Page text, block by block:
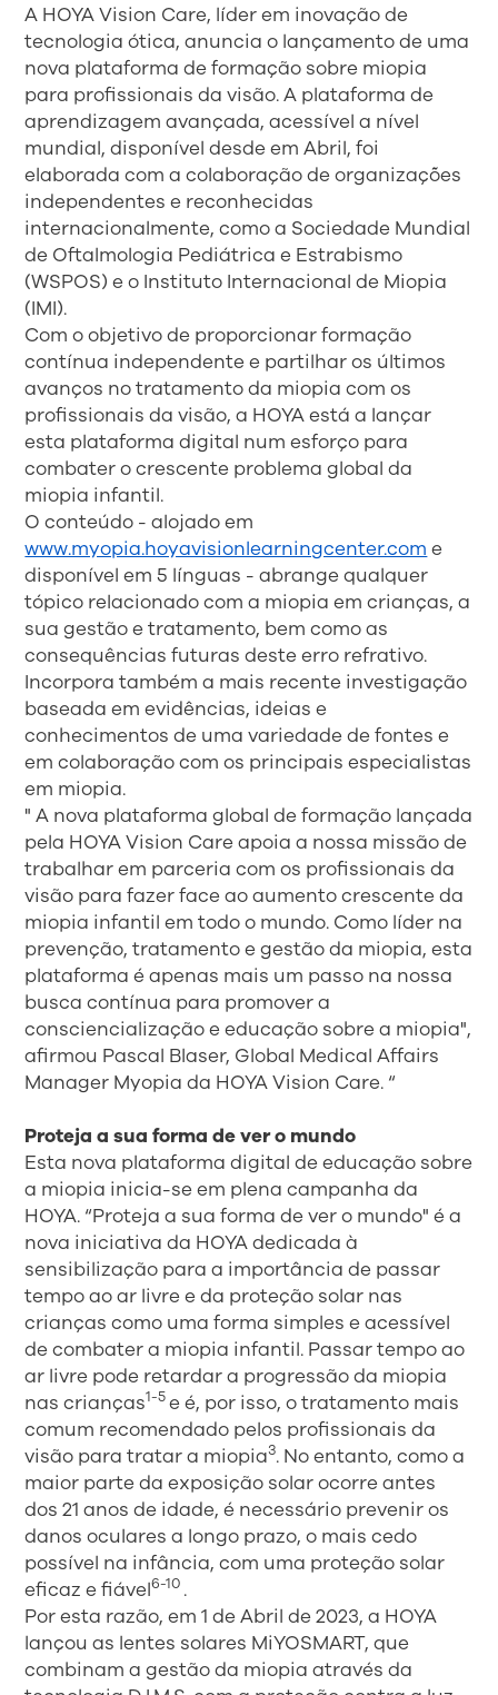
A HOYA Vision Care, líder em inovação de
tecnologia ótica, anuncia o lançamento de uma
nova plataforma de formação sobre miopia
para profissionais da visão. A plataforma de
aprendizagem avançada, acessível a nível
mundial, disponível desde em Abril, foi
elaborada com a colaboração de organizações
independentes e reconhecidas
internacionalmente, como a Sociedade Mundial
de Oftalmologia Pediátrica e Estrabismo
(WSPOS) e o Instituto Internacional de Miopia
(IMI).
Com o objetivo de proporcionar formação
contínua independente e partilhar os últimos
avanços no tratamento da miopia com os
profissionais da visão, a HOYA está a lançar
esta plataforma digital num esforço para
combater o crescente problema global da
miopia infantil.
O conteúdo - alojado em
www.myopia.hoyavisionlearningcenter.com e
disponível em 5 línguas - abrange qualquer
tópico relacionado com a miopia em crianças, a
sua gestão e tratamento, bem como as
consequências futuras deste erro refrativo.
Incorpora também a mais recente investigação
baseada em evidências, ideias e
conhecimentos de uma variedade de fontes e
em colaboração com os principais especialistas
em miopia.
" A nova plataforma global de formação lançada
pela HOYA Vision Care apoia a nossa missão de
trabalhar em parceria com os profissionais da
visão para fazer face ao aumento crescente da
miopia infantil em todo o mundo. Como líder na
prevenção, tratamento e gestão da miopia, esta
plataforma é apenas mais um passo na nossa
busca contínua para promover a
consciencialização e educação sobre a miopia",
afirmou Pascal Blaser, Global Medical Affairs
Manager Myopia da HOYA Vision Care. “
Proteja a sua forma de ver o mundo
Esta nova plataforma digital de educação sobre
a miopia inicia-se em plena campanha da
HOYA. “Proteja a sua forma de ver o mundo" é a
nova iniciativa da HOYA dedicada à
sensibilização para a importância de passar
tempo ao ar livre e da proteção solar nas
crianças como uma forma simples e acessível
de combater a miopia infantil. Passar tempo ao
ar livre pode retardar a progressão da miopia
nas crianças1-5 e é, por isso, o tratamento mais
comum recomendado pelos profissionais da
visão para tratar a miopia3. No entanto, como a
maior parte da exposição solar ocorre antes
dos 21 anos de idade, é necessário prevenir os
danos oculares a longo prazo, o mais cedo
possível na infância, com uma proteção solar
eficaz e fiável6-10 .
Por esta razão, em 1 de Abril de 2023, a HOYA
lançou as lentes solares MiYOSMART, que
combinam a gestão da miopia através da